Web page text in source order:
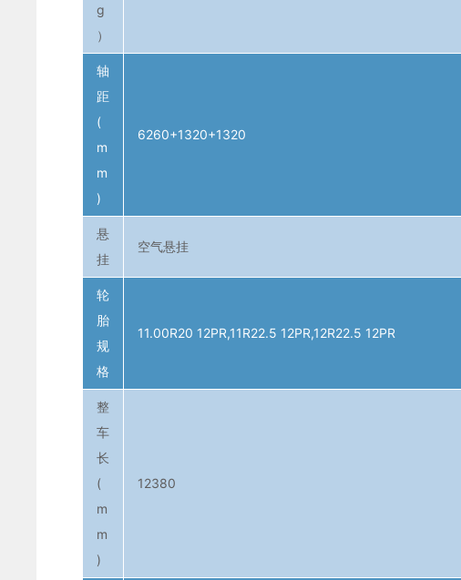
g
）
轴
距
(
m
m
)
6260+1320+1320
悬
挂
空气悬挂
轮
胎
规
格
11.00R20 12PR,11R22.5 12PR,12R22.5 12PR
整
车
长
(
m
m
)
12380